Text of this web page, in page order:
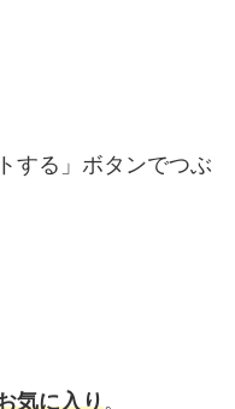
する」ボタンでつぶ
気に入り。